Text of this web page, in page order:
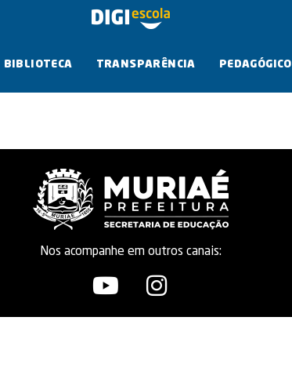
BIBLIOTECA TRANSPARÊNCIA PEDAGÓGICO
Nos acompanhe em outros canais: